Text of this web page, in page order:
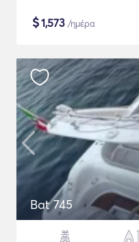
$1,573 /ημέρα
Bat 745